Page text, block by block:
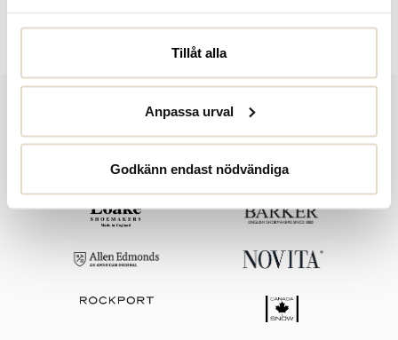
Tillåt alla
Anpassa urval
Godkänn endast nödvändiga
egna inläggssulor. Yttersula i gummi. Läst F (normal bredd)